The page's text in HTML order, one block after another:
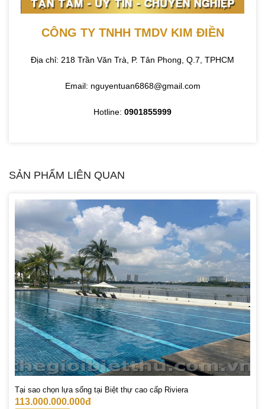
CÔNG TY TNHH TMDV KIM ĐIỀN
Địa chỉ: 218 Trần Văn Trà, P. Tân Phong, Q.7, TPHCM
Email: nguyentuan6868@gmail.com
Hotline: 0901855999
SẢN PHẨM LIÊN QUAN
Tại sao chọn lựa sống tại Biệt thự cao cấp Riviera
113.000.000.000đ